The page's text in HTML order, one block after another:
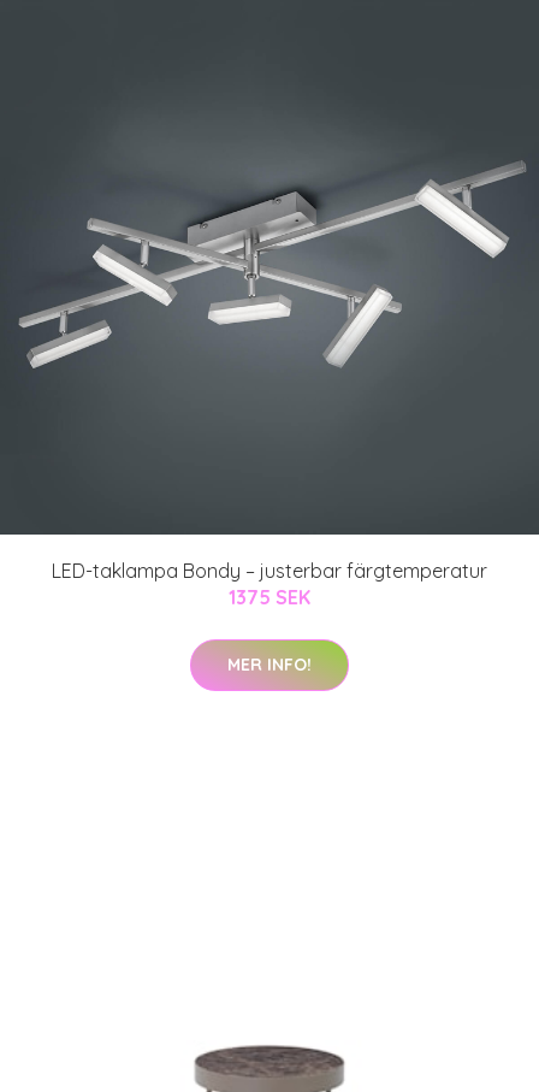
LED-taklampa Bondy – justerbar färgtemperatur
1375 SEK
MER INFO!